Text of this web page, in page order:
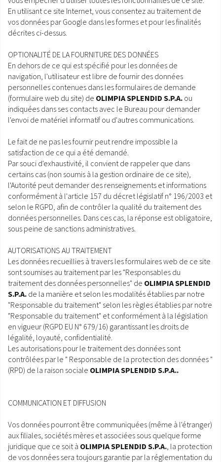
En utilisant ce site Internet, vous consentez au traitement de
vos données par Google dans les formes et pour les finalités
décrites ci-dessus.
OPTIONALITÉ DE LA FOURNITURE DES DONNÉES
En dehors de ce qui est spécifié pour les données de
navigation, l'utilisateur est libre de fournir des données
personnelles contenues dans les formulaires de demande
(formulaire web du site) de OLIMPIA SPLENDID S.P.A. ou
indiquées dans ses contacts avec le Bureau pour demander
l'envoi de matériel informatif ou d'autres communications.
Le fait de ne pas les fournir peut rendre impossible la
satisfaction de ce qui a été demandé.
Par souci d'exhaustivité, il convient de rappeler que dans
certains cas (non soumis à la gestion ordinaire de ce site),
l'Autorité peut demander des renseignements et informations
conformément à l'article 157 du décret législatif n° 196/2003 et
selon le RGPD, afin de contrôler la qualité du traitement des
données personnelles. Dans ces cas, la réponse est obligatoire,
sous peine de sanctions administratives.
AUTORISATIONS AU TRAITEMENT
Les données recueillies à travers les formulaires web de ce site
sont soumises au traitement par les "Responsables du
traitement des données personnelles" de OLIMPIA SPLENDID
S.P.A. de la manière et selon les modalités établies par notre
"Responsable du traitement" selon les règles établies par notre
"Responsable du traitement" et conformément à la législation
en vigueur (RGPD EU N° 679/16) garantissant les droits de
légalité, loyauté, confidentialité.
Les autorisations pour le traitement des données sont
contrôlées par le " Responsable de la protection des données "
(RPD) de la raison sociale OLIMPIA SPLENDID S.P.A..
COMMUNICATION ET DIFFUSION
Vos données pourront être communiquées (même à l'étranger)
aux filiales, sociétés mères et associées sous quelque forme
juridique que ce soit à OLIMPIA SPLENDID S.P.A., la protection
de vos données sera toujours garantie par la réglementation du